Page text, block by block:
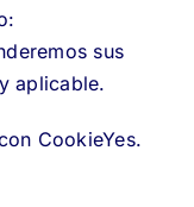
sus
aplicable.
CookieYes.